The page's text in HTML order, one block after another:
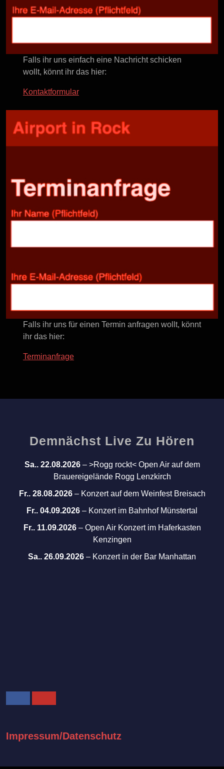
Falls ihr uns einfach eine Nachricht schicken
wollt, könnt ihr das hier:
Kontaktformular
Falls ihr uns für einen Termin anfragen wollt, könnt
ihr das hier:
Terminanfrage
Demnächst Live Zu Hören
Sa.. 22.08.2026– >Rogg rockt< Open Air auf dem
Brauereigelände Rogg Lenzkirch
Fr.. 28.08.2026– Konzert auf dem Weinfest Breisach
Fr.. 04.09.2026 – Konzert im Bahnhof Münstertal
Fr.. 11.09.2026– Open Air Konzert im Haferkasten
Kenzingen
Sa.. 26.09.2026 – Konzert in der Bar Manhattan
Impressum/Datenschutz